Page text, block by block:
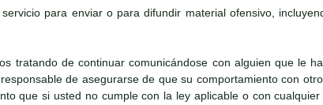
para enviar o para difundir material ofensivo,
tratando de continuar comunicándose con alguien que le
de asegurarse de que su comportamiento con
que si usted no cumple con la ley aplicable o con